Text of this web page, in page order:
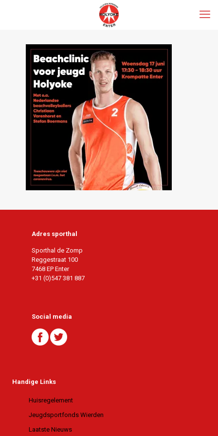
Adres sporthal
Sporthal de Zomp
Reggestraat 100
7468 EP Enter
+31 (0)547 381 887
Social media
Handige Links
Huisregelement
Jeugdsportfonds Wierden
Laatste Nieuws